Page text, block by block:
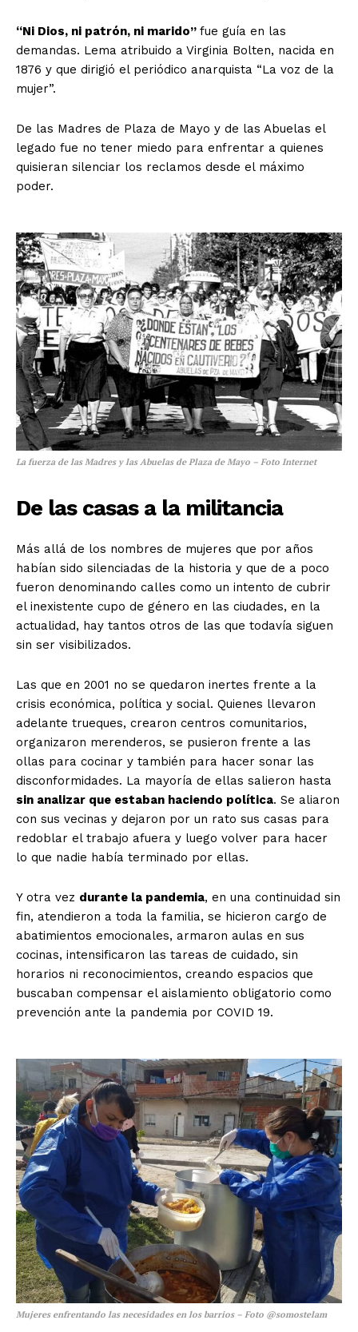
“Ni Dios, ni patrón, ni marido” fue guía en las
demandas. Lema atribuido a Virginia Bolten, nacida en
1876 y que dirigió el periódico anarquista “La voz de la
mujer”.
De las Madres de Plaza de Mayo y de las Abuelas el
legado fue no tener miedo para enfrentar a quienes
quisieran silenciar los reclamos desde el máximo
poder.
La fuerza de las Madres y las Abuelas de Plaza de Mayo – Foto Internet
De las casas a la militancia
Más allá de los nombres de mujeres que por años
habían sido silenciadas de la historia y que de a poco
fueron denominando calles como un intento de cubrir
el inexistente cupo de género en las ciudades, en la
actualidad, hay tantos otros de las que todavía siguen
sin ser visibilizados.
Las que en 2001 no se quedaron inertes frente a la
crisis económica, política y social. Quienes llevaron
adelante trueques, crearon centros comunitarios,
organizaron merenderos, se pusieron frente a las
ollas para cocinar y también para hacer sonar las
disconformidades. La mayoría de ellas salieron hasta
sin analizar que estaban haciendo política. Se aliaron
con sus vecinas y dejaron por un rato sus casas para
redoblar el trabajo afuera y luego volver para hacer
lo que nadie había terminado por ellas.
Y otra vez durante la pandemia, en una continuidad sin
fin, atendieron a toda la familia, se hicieron cargo de
abatimientos emocionales, armaron aulas en sus
cocinas, intensificaron las tareas de cuidado, sin
horarios ni reconocimientos, creando espacios que
buscaban compensar el aislamiento obligatorio como
prevención ante la pandemia por COVID 19.
Mujeres enfrentando las necesidades en los barrios – Foto @somostelam